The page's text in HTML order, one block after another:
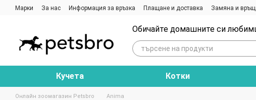
Премини към основното съдържание
Марки За нас Информация за връзка Плащане и доставка Замяна и
Обичайте домашните си
Кучета Котки
Онлайн зоомагазин Petsbro Anima